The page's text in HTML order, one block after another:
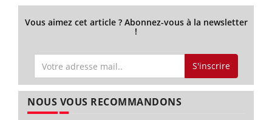
Vous aimez cet article ? Abonnez-vous à la newsletter
!
S'inscrire
NOUS VOUS RECOMMANDONS